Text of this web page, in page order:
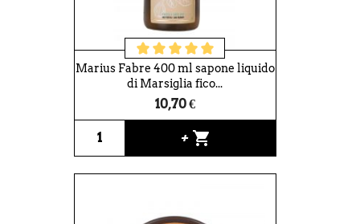
Marius Fabre 400 ml sapone liquido
di Marsiglia fico...
10,70 €
+ shopping_cart